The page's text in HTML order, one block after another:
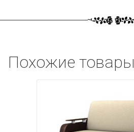
Похожие товары